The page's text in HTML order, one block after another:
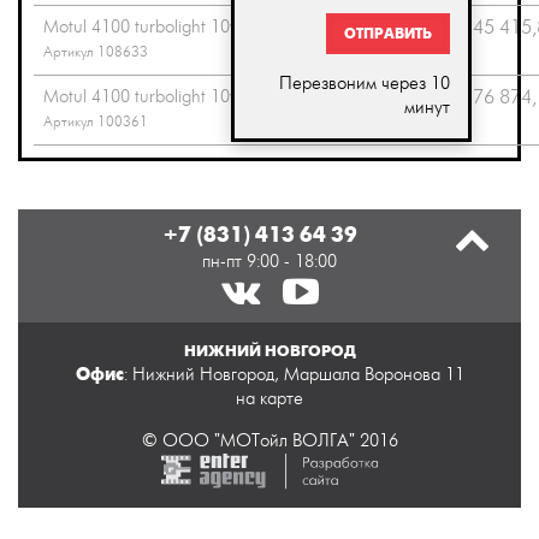
ОТПРАВИТЬ
Перезвоним через 10
минут
Motul 4100 turbolight 10w40
Артикул 108633
0 45
Motul 4100 turbolight 10w40
Артикул 100361
208.0 76
+7 (831) 413 64 39
пн-пт 9:00 - 18:00
НИЖНИЙ НОВГОРОД
Офис: Нижний Новгород, Маршала Воронова 11
на карте
© ООО "МОТойл ВОЛГА" 2016